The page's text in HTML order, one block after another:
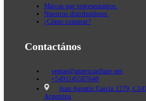
Marcas que representamos.
Nuestros distribuidores.
¿Cómo comprar?
Contactános
ventas@americanfiure.net
+5491145587648
Juan Agustín García 1279,
Argentina